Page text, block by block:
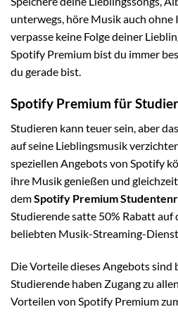
unterwegs, höre Musik auch
verpasse keine Folge deiner
Spotify Premium bist du immer
du gerade bist.
Spotify Premium für
Studieren kann teuer sein, aber
auf seine Lieblingsmusik
speziellen Angebots von Spotify
ihre Musik genießen und
demSpotify Premium
Studierende satte 50% Rabatt auf
beliebten Musik-Streaming-
Die Vorteile dieses Angebots sind
Studierende haben Zugang zu
Vorteilen von Spotify Premium